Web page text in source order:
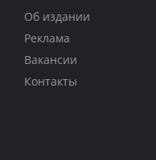
Об издании
Реклама
Вакансии
Контакты